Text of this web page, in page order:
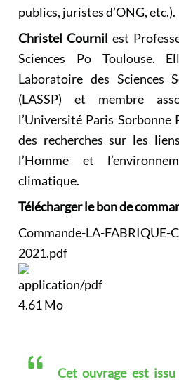
publics, juristes d’ONG, etc.).
Christel Cournil est
Sciences Po Toulouse.
Laboratoire des Sciences
(LASSP) et membre
l’Université Paris Sorbonne
des recherches sur les
l’Homme et
climatique.
Télécharger le bon de
Commande-LA-FABRIQUE-
2021.pdf
4.61 Mo
Cet ouvrage est issu